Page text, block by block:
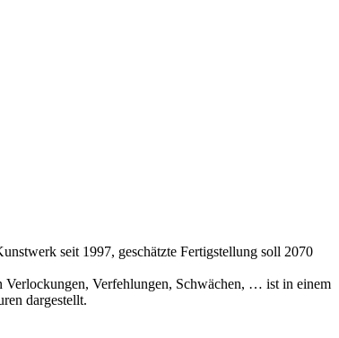
seit 1997, geschätzte Fertigstellung soll 2070
Verlockungen, Verfehlungen, Schwächen, … ist in einem
dargestellt.